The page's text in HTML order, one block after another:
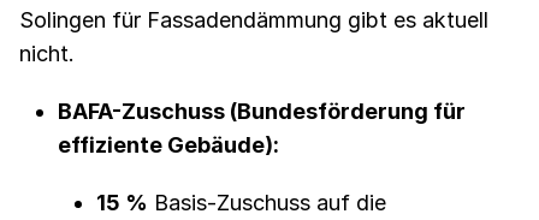
Solingen für Fassadendämmung gibt es aktuell
nicht.
BAFA-Zuschuss (Bundesförderung für
effiziente Gebäude):
15 % Basis-Zuschuss auf die